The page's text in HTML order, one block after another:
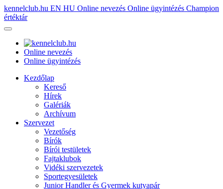
kennelclub.hu EN HU Online nevezés Online ügyintézés Champion
értéktár
Online nevezés
Online ügyintézés
Kezdőlap
Kereső
Hírek
Galériák
Archívum
Szervezet
Vezetőség
Bírók
Bírói testületek
Fajtaklubok
Vidéki szervezetek
Sportegyesületek
Junior Handler és Gyermek kutyapár